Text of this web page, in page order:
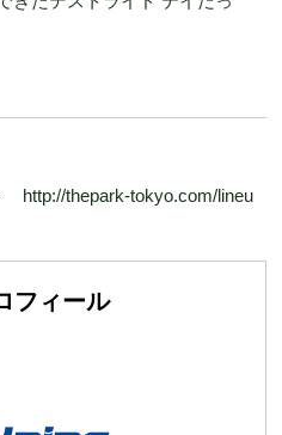
http://thepark-tokyo.com/lineu
フィール